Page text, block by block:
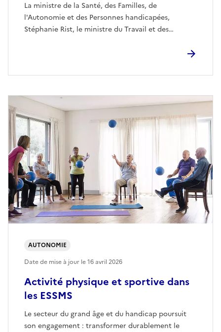
La ministre de la Santé, des Familles, de
l'Autonomie et des Personnes handicapées,
Stéphanie Rist, le ministre du Travail et des…
Activité physique et sportive dans
les ESSMS
Le secteur du grand âge et du handicap poursuit
son engagement : transformer durablement le
AUTONOMIE
Date de mise à jour le16 avril 2026